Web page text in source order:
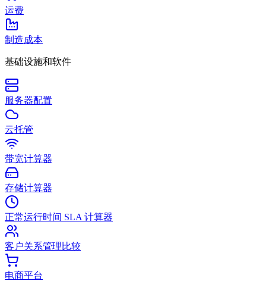
运费
制造成本
基础设施和软件
服务器配置
云托管
带宽计算器
存储计算器
正常运行时间 SLA 计算器
客户关系管理比较
电商平台